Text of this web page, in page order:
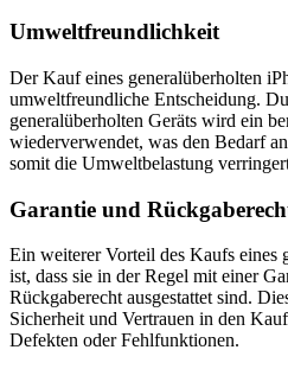
Umweltfreundlichkeit
Der Kauf eines generalüberholten
umweltfreundliche Entscheidung.
generalüberholten Geräts wird ein
wiederverwendet, was den Bedarf
somit die Umweltbelastung
Garantie und
Ein weiterer Vorteil des Kaufs eines
ist, dass sie in der Regel mit einer
Rückgaberecht ausgestattet sind.
Sicherheit und Vertrauen in den
Defekten oder Fehlfunktionen.